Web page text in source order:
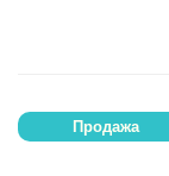
Продажа